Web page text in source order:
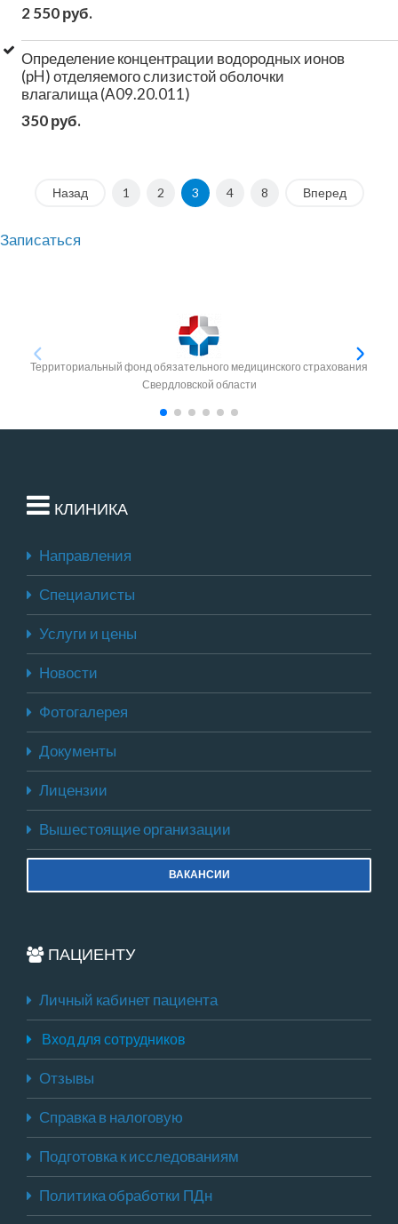
2 550 руб.
Определение концентрации водородных ионов
(pH) отделяемого слизистой оболочки
влагалища (A09.20.011)
350 руб.
Назад 1 2 3 4 8 Вперед
Записаться
Территориальный фонд обязательного медицинского страхования
Свердловской области
КЛИНИКА
Направления
Специалисты
Услуги и цены
Новости
Фотогалерея
Документы
Лицензии
Вышестоящие организации
ВАКАНСИИ
ПАЦИЕНТУ
Личный кабинет пациента
Вход для сотрудников
Отзывы
Справка в налоговую
Подготовка к исследованиям
Политика обработки ПДн